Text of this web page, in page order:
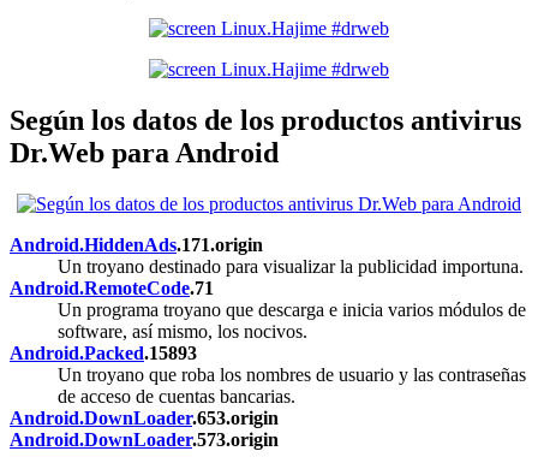
Según los datos de los productos antivirus
Dr.Web para Android
Android.HiddenAds.171.origin
Un troyano destinado para visualizar la publicidad importuna.
Android.RemoteCode.71
Un programa troyano que descarga e inicia varios módulos de
software, así mismo, los nocivos.
Android.Packed.15893
Un troyano que roba los nombres de usuario y las contraseñas
de acceso de cuentas bancarias.
Android.DownLoader.653.origin
Android.DownLoader.573.origin